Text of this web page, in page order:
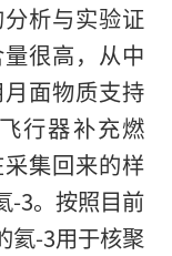
分析与实验证
很高，从中
面物质支持
行器补充燃
集回来的样
-3。按照目前
氦-3用于核聚